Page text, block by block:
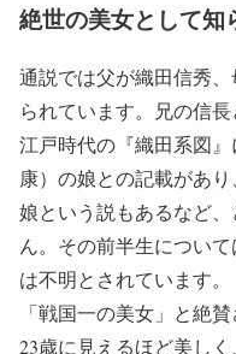
絶世の美女として知
通説では父が織田信秀
られています。兄の信長
江戸時代の『織田系図
康）の娘との記載があ
娘という説もあるなど
ん。その前半生につい
は不明とされています。
「戦国一の美女」と絶
23歳に見えるほど美しく